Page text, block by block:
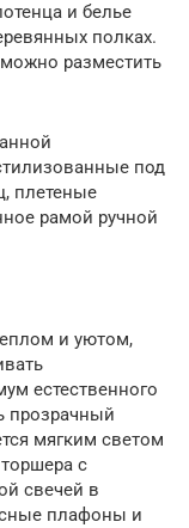
и белье
полках.
разместить
под
плетеные
рамой ручной
и уютом,
естественного
прозрачный
мягким светом
с
свечей в
плафоны и